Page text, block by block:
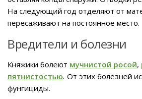
На следующий год отделяют от
пересаживают на постоянное место.
Вредители и болезни
Княжики болеют мучнистой росой,
пятнистостью. От этих болезней
фунгициды.